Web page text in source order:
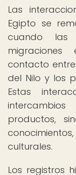
Las
Egipto se
cuando las
migraciones
contacto
del Nilo y los
Estas
productos,
culturales.
Los registros